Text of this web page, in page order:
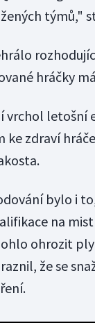
týmů,"
hráčky
vrchol letošní
ke zdraví
bylo i
na
ohrozit
že se